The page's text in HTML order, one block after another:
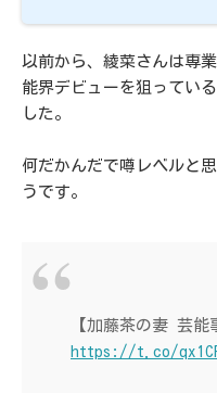
以前から、綾菜さんは専
能界デビューを狙ってい
した。
何だかんだで噂レベルと
うです。
【加藤茶の妻 芸能
https://t.co/